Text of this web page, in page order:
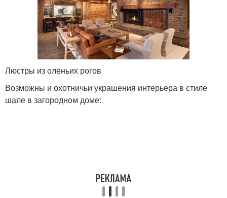
Люстры из оленьих рогов
Возможны и охотничьи украшения интерьера в стиле
шале в загородном доме: